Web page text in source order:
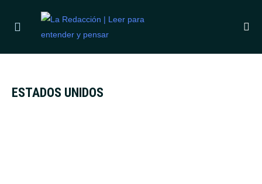
ÚLTIMAS NOTICIAS
LAURA UBFAL ANUNCIÓ SU POSIBLE RENUNCIA A GRAN
ESTADOS UNIDOS